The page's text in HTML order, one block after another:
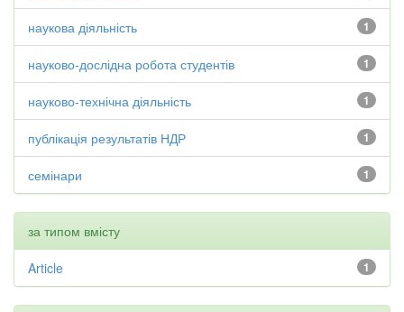
1
наукова діяльність
1
науково-дослідна робота студентів
1
науково-технічна діяльність
1
публікація результатів НДР
1
семінари
за типом вмісту
1
Article